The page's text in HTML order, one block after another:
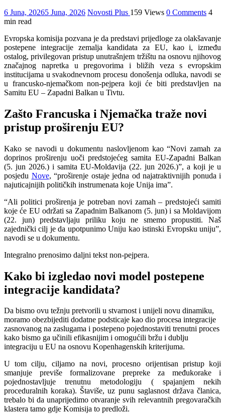
6 Juna, 20265 Juna, 2026 Novosti Plus 159 Views 0 Comments 4
min read
Evropska komisija pozvana je da predstavi prijedloge za olakšavanje
postepene integracije zemalja kandidata za EU, kao i, između
ostalog, privilegovan pristup unutrašnjem tržištu na osnovu njihovog
značajnog napretka u pregovorima i bližih veza s evropskim
institucijama u svakodnevnom procesu donošenja odluka, navodi se
u francusko-njemačkom non-pejpera koji će biti predstavljen na
Samitu EU – Zapadni Balkan u Tivtu.
Zašto Francuska i Njemačka traže novi
pristup proširenju EU?
Kako se navodi u dokumentu naslovljenom kao “Novi zamah za
doprinos proširenju uoči predstojećeg samita EU-Zapadni Balkan
(5. jun 2026.) i samita EU-Moldavija (22. jun 2026.)”, a koji je u
posjedu Nove, “proširenje ostaje jedna od najatraktivnijih ponuda i
najuticajnijih političkih instrumenata koje Unija ima”.
“Ali politici proširenja je potreban novi zamah – predstojeći samiti
koje će EU održati sa Zapadnim Balkanom (5. jun) i sa Moldavijom
(22. jun) predstavljaju priliku koju ne smemo propustiti. Naš
zajednički cilj je da upotpunimo Uniju kao istinski Evropsku uniju”,
navodi se u dokumentu.
Integralno prenosimo daljni tekst non-pejpera.
Kako bi izgledao novi model postepene
integracije kandidata?
Da bismo ovu težnju pretvorili u stvarnost i unijeli novu dinamiku,
moramo obezbijediti dodatne podsticaje kao dio procesa integracije
zasnovanog na zaslugama i postepeno pojednostaviti trenutni proces
kako bismo ga učinili efikasnijim i omogućili bržu i dublju
integraciju u EU na osnovu Kopenhagenskih kriterijuma.
U tom cilju, ciljamo na novi, procesno orijentisan pristup koji
smanjuje previše formalizovane prepreke za međukorake i
pojednostavljuje trenutnu metodologiju ( spajanjem nekih
proceduralnih koraka). Štaviše, uz punu saglasnost država članica,
trebalo bi da unaprijedimo otvaranje svih relevantnih pregovaračkih
klastera tamo gdje Komisija to predloži.